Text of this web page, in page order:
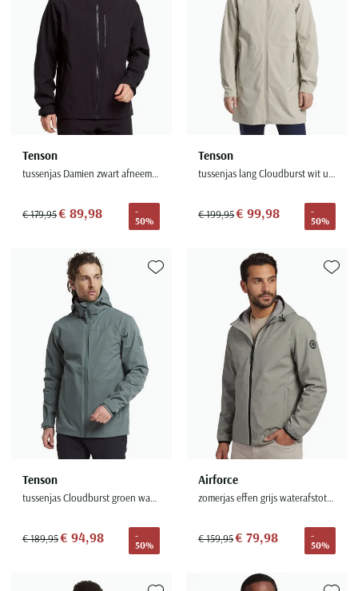
Tenson
tussenjas Damien zwart afneembare capuchon
€ 179,95€ 89,98
-
50%
Tenson
tussenjas lang Cloudburst wit uitneembare capuchon
€ 199,95€ 99,98
-
50%
Tenson
tussenjas Cloudburst groen waterafstotend
€ 189,95€ 94,98
-
50%
Toevoegen aan favorieten
Airforce
zomerjas effen grijs waterafstotend
€ 159,95€ 79,98
-
50%